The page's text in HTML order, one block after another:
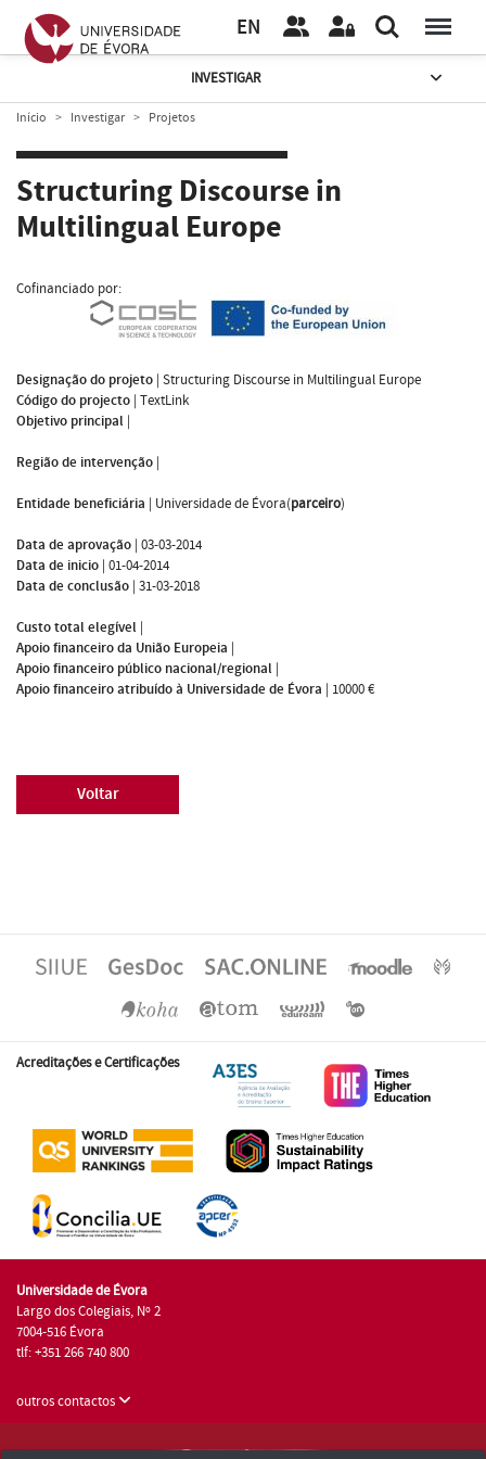
EN
INVESTIGAR
Início Investigar Projetos
Structuring Discourse in
Multilingual Europe
Cofinanciado por:
Designação do projeto | Structuring Discourse in Multilingual Europe
Código do projecto | TextLink
Objetivo principal |
Região de intervenção |
Entidade beneficiária | Universidade de Évora(parceiro)
Data de aprovação | 03-03-2014
Data de inicio | 01-04-2014
Data de conclusão | 31-03-2018
Custo total elegível |
Apoio financeiro da União Europeia |
Apoio financeiro público nacional/regional |
Apoio financeiro atribuído à Universidade de Évora | 10000 €
Voltar
Acreditações e Certificações
Universidade de Évora
Largo dos Colegiais, Nº 2
7004-516 Évora
tlf: +351 266 740 800
outros contactos